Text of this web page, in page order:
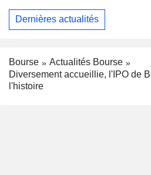
Dernières actualités
Bourse
Actualités Bourse
Diversement accueillie, l'IPO de
l'histoire